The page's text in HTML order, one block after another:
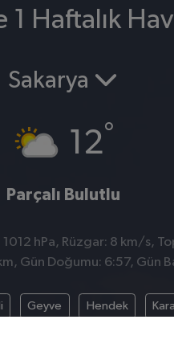
1 Haftalık
Sakarya
12°
Parçalı Bulutlu
1012 hPa, Rüzgar: 8 km/s,
Gün Doğumu: 6:57, Gün
Geyve Hendek